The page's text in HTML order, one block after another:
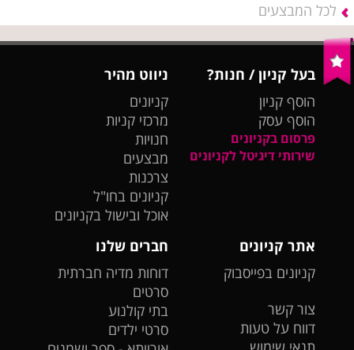
לכל המבצעים
בעל קניון / חנות?
הוסף קניון
הוסף עסק
פרסום בקניונים
שירותי דיגיטל לקניונים
ניווט מהיר
קניונים
מרכזי קניות
חנויות
מבצעים
צרכנות
קניונים בחו"ל
אוכל ובישול בקניונים
אתר קניונים
קניונים בפייסבוק
צור קשר
דווח על טעות
חברים שלנו
דוחות מדיה חברתית
סרטים
בתי קולנוע
סרטי ילדים